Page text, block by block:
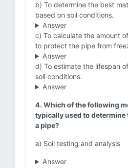
b) To determine the best
based on soil conditions.
Answer
c) To calculate the amount
to protect the pipe from
Answer
d) To estimate the lifespan
soil conditions.
Answer
4. Which of the following
typically used to determine
a pipe?
a) Soil testing and analysis
Answer